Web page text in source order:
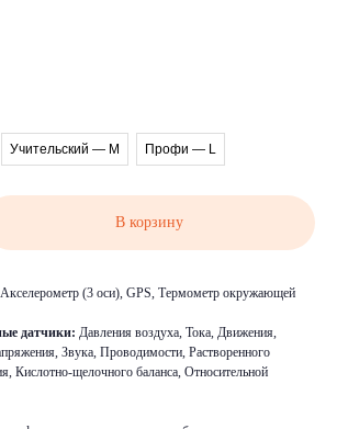
Учительский — M Профи — L
В корзину
Акселерометр (3 оси), GPS, Термометр окружающей
датчики: Давления воздуха, Тока, Движения,
Звука, Проводимости, Растворенного
Кислотно-щелочного баланса, Относительной